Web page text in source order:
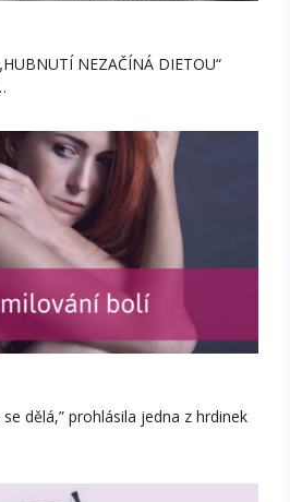
NEZAČÍNÁ DIETOU“
dělá,” prohlásila jedna z hrdinek